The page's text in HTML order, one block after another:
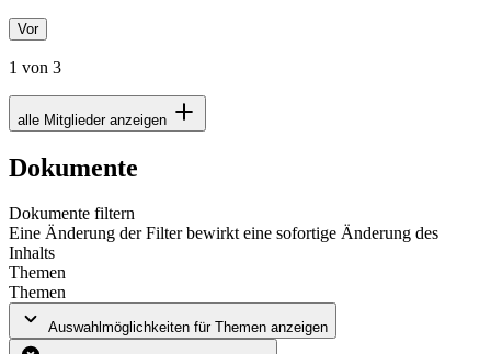
Vor
1 von 3
alle Mitglieder anzeigen
Dokumente
Dokumente filtern
Eine Änderung der Filter bewirkt eine sofortige Änderung des
Inhalts
Themen
Themen
Auswahlmöglichkeiten für Themen anzeigen